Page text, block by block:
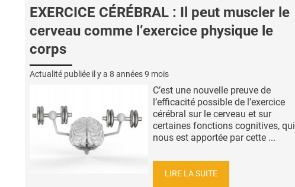
EXERCICE CÉRÉBRAL : Il peut muscler le
cerveau comme l’exercice physique le
corps
Actualité publiée il y a 8 années 9 mois
C’est une nouvelle preuve de
l’efficacité possible de l’exercice
cérébral sur le cerveau et sur
certaines fonctions cognitives, qui
nous est apportée par cette ...
LIRE LA SUITE